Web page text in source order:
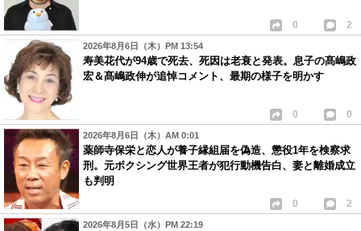
0 2
2026年8月6日（木）PM 13:54
寿美花代が94歳で死去、死因は老衰と発表。息子の髙嶋政
宏＆髙嶋政伸が追悼コメント、最期の様子を明かす
0 0
2026年8月6日（木）AM 0:01
薬師寺保栄と恋人が養子縁組届を偽造、懲役1年を検察求
刑。元ボクシング世界王者が犯行動機告白、妻と離婚成立
も判明
0 2
2026年8月5日（水）PM 22:19